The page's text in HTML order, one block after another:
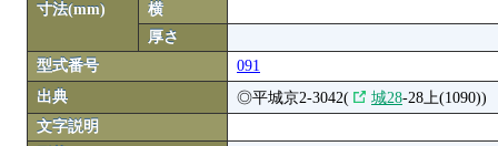
寸法(mm)
横
厚さ
型式番号
091
出典
◎平城京2-3042( 城28-28上(1090))
文字説明